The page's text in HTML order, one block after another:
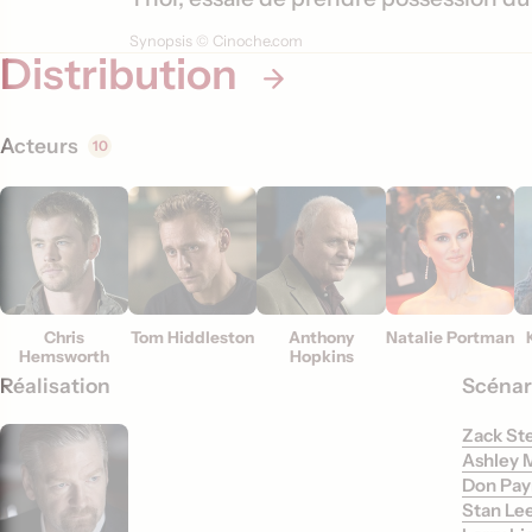
o
s
Synopsis © Cinoche.com
Distribution
Acteurs 10
Chris
Hemsworth
Tom Hiddleston
Anthony
Hopkins
Natalie Portman
Réalisation
Zack
Ashley
Don
Stan